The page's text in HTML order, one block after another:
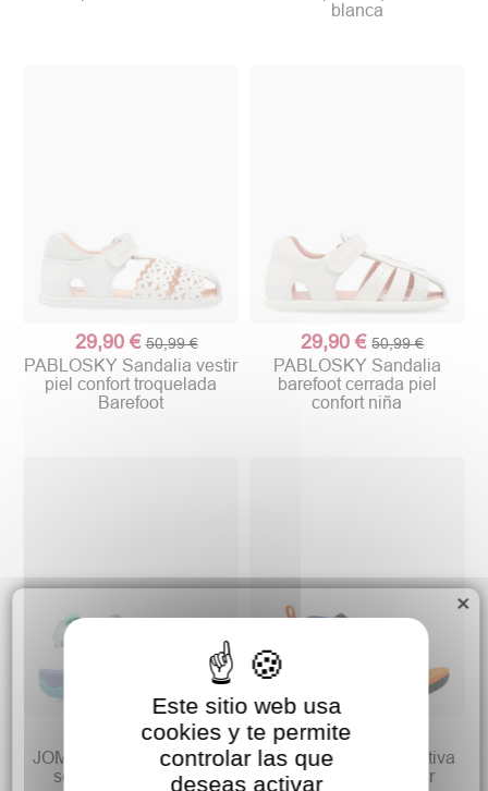
blanca
29,90 € 50,99 €
PABLOSKY Sandalia vestir
piel confort troquelada
Barefoot
29,90 € 50,99 €
PABLOSKY Sandalia
barefoot cerrada piel
confort niña
34,90 €
JOMA Sandalia deportiva
senderismo Climber
19,90 €
JOMA Sandalia deportiva
casual niño Climber
×
Este sitio web usa
cookies y te permite
controlar las que
deseas activar